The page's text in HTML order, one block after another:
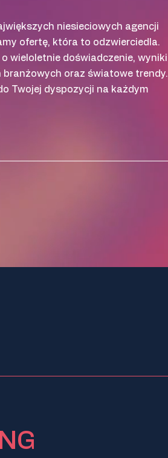
niesieciowych agencji
ofertę, która to odzwierciedla.
o wieloletnie doświadczenie, wyniki
branżowych oraz światowe trendy.
Twojej dyspozycji na każdym